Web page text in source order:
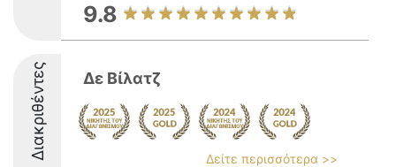
9.8
Διακριθέντες Δε Βίλατζ
Δείτε περισσότερα >>